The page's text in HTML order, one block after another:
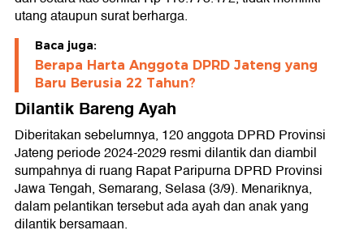
utang ataupun surat berharga.
Baca juga:
Berapa Harta Anggota DPRD Jateng yang
Baru Berusia 22 Tahun?
Dilantik Bareng Ayah
Diberitakan sebelumnya, 120 anggota DPRD Provinsi
Jateng periode 2024-2029 resmi dilantik dan diambil
sumpahnya di ruang Rapat Paripurna DPRD Provinsi
Jawa Tengah, Semarang, Selasa (3/9). Menariknya,
dalam pelantikan tersebut ada ayah dan anak yang
dilantik bersamaan.